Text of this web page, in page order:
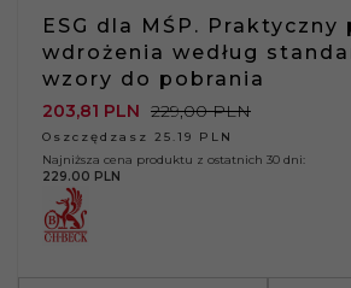
ESG dla MŚP.
wdrożenia według
wzory do pobrania
203,81 PLN 229,00 PLN
Oszczędzasz 25.19 PLN
Najniższa cena produktu z ostatnich 30 dni:
229.00 PLN